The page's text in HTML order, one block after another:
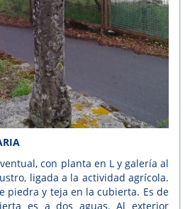
con planta en L y galería al
ligada a la actividad agrícola.
piedra y teja en la cubierta. Es de
es a dos aguas. Al exterior